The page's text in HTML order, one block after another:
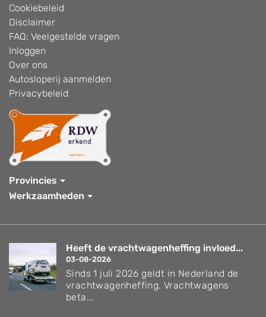
Cookiebeleid
Disclaimer
FAQ: Veelgestelde vragen
Inloggen
Over ons
Autosloperij aanmelden
Privacybeleid
Provincies
Werkzaamheden
Heeft de vrachtwagenheffing invloed...
03-08-2026
Sinds 1 juli 2026 geldt in Nederland de
vrachtwagenheffing. Vrachtwagens
beta...